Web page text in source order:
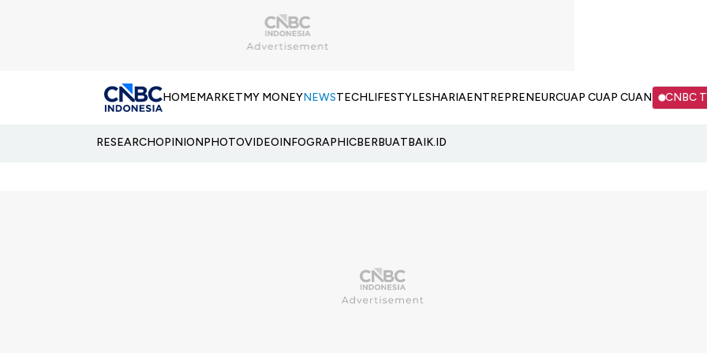
HOMEMARKETMY MONEYNEWSTECHLIFESTYLESHARIAENTREPRENEURCUAP CUAP CUAN CNBC
RESEARCHOPINIONPHOTOVIDEOINFOGRAPHICBERBUATBAIK.ID